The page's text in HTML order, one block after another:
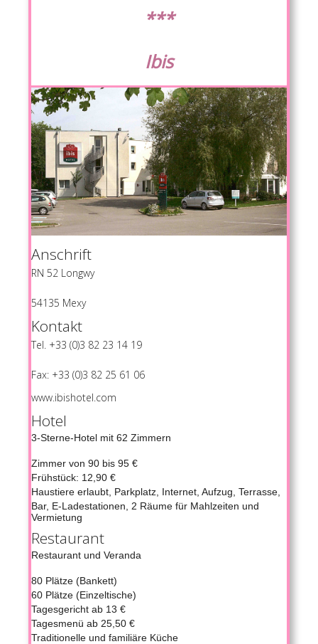
***
Ibis
Anschrift
RN 52 Longwy
54135 Mexy
Kontakt
Tel. +33 (0)3 82 23 14 19
Fax: +33 (0)3 82 25 61 06
www.ibishotel.com
Hotel
3-Sterne-Hotel mit 62 Zimmern
Zimmer von 90 bis 95 €
Frühstück: 12,90 €
Haustiere erlaubt, Parkplatz, Internet, Aufzug, Terrasse,
Bar, E-Ladestationen, 2 Räume für Mahlzeiten und
Vermietung
Restaurant
Restaurant und Veranda
80 Plätze (Bankett)
60 Plätze (Einzeltische)
Tagesgericht ab 13 €
Tagesmenü ab 25,50 €
Traditionelle und familiäre Küche